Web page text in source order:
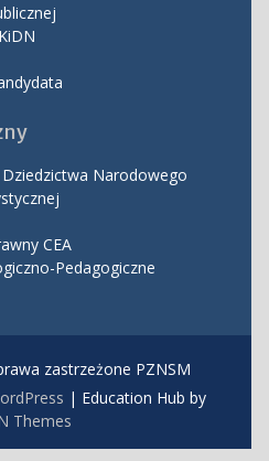
Narodowego
CEA
Pedagogiczne
zastrzeżone PZNSM
| Education Hub by
Themes